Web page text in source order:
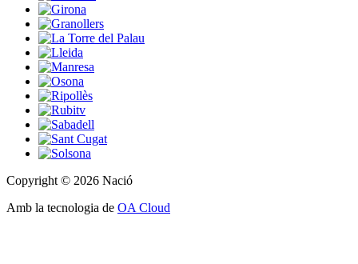
Copyright © 2026 Nació
Amb la tecnologia de OA Cloud